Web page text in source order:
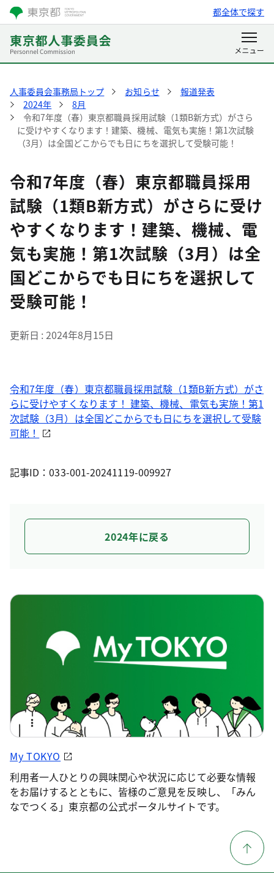
都全体で探す
人事委員会事務局トップ お知らせ
報道発表
2024年
8月
令和7年度（春）東京都職員採用試験（1類B新方式）がさら
に受けやすくなります！建築、機械、電気も実施！第1次試験
（3月）は全国どこからでも日にちを選択して受験可能！
令和7年度（春）東京都職員採用
試験（1類B新方式）がさらに受け
やすくなります！建築、機械、電
気も実施！第1次試験（3月）は全
国どこからでも日にちを選択して
受験可能！
更新日 2024年8月15日
令和7年度（春）東京都職員採用試験（1類B新方式）がさ
らに受けやすくなります！ 建築、機械、電気も実施！第1
次試験（3月）は全国どこからでも日にちを選択して受験
可能！
記事ID：033-001-20241119-009927
2024年に戻る
My TOKYO
利用者一人ひとりの興味関心や状況に応じて必要な情報
をお届けするとともに、皆様のご意見を反映し、「みん
なでつくる」東京都の公式ポータルサイトです。